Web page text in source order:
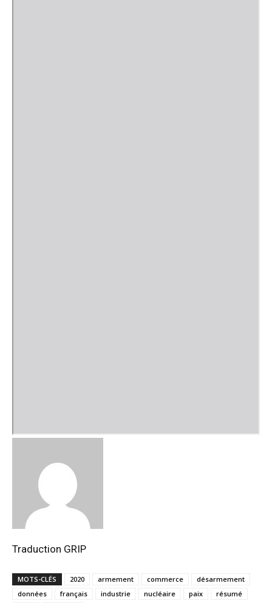
Traduction GRIP
MOTS-CLÉS 2020 armement commerce
désarmement
données
français industrie nucléaire paix
résumé